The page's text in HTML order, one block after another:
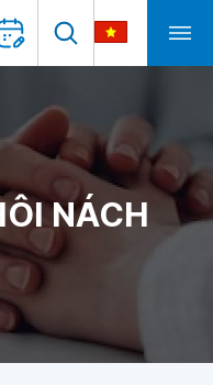
NÁCH